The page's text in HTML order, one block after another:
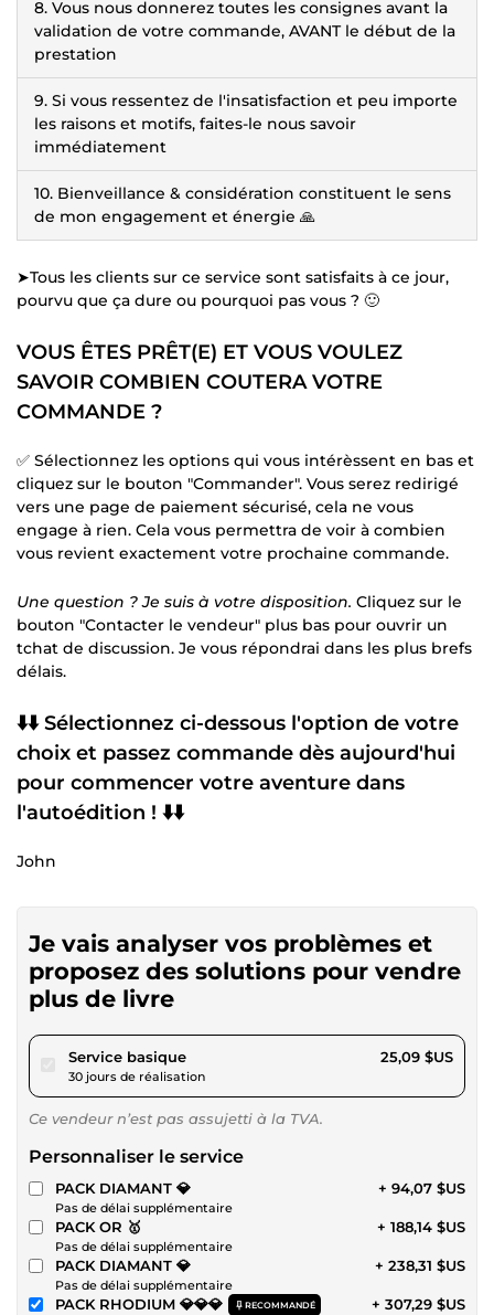
8. Vous nous donnerez toutes les consignes avant la
validation de votre commande, AVANT le début de la
prestation
9. Si vous ressentez de l'insatisfaction et peu importe
les raisons et motifs, faites-le nous savoir
immédiatement
10. Bienveillance & considération constituent le sens
de mon engagement et énergie 🙏
➤Tous les clients sur ce service sont satisfaits à ce jour,
pourvu que ça dure ou pourquoi pas vous ? 🙂
VOUS ÊTES PRÊT(E) ET VOUS VOULEZ
SAVOIR COMBIEN COUTERA VOTRE
COMMANDE ?
✅ Sélectionnez les options qui vous intérèssent en bas et
cliquez sur le bouton "Commander". Vous serez redirigé
vers une page de paiement sécurisé, cela ne vous
engage à rien. Cela vous permettra de voir à combien
vous revient exactement votre prochaine commande.
Une question ? Je suis à votre disposition. Cliquez sur le
bouton "Contacter le vendeur" plus bas pour ouvrir un
tchat de discussion. Je vous répondrai dans les plus brefs
délais.
⬇️⬇️ Sélectionnez ci-dessous l'option de votre
choix et passez commande dès aujourd'hui
pour commencer votre aventure dans
l'autoédition ! ⬇️⬇️
John
Je vais analyser vos problèmes et
proposez des solutions pour vendre
plus de livre
Service basiquepour 23,12 $US
30 jours de réalisation
25,09 $US
Ce vendeur n’est pas assujetti à la TVA.
Personnaliser le service
PACK DIAMANT 💎
Pas de délai supplémentaire
+ 94,07 $US
PACK OR 🥇
Pas de délai supplémentaire
+ 188,14 $US
PACK DIAMANT 💎
Pas de délai supplémentaire
+ 238,31 $US
PACK RHODIUM 💎💎💎 RECOMMANDÉ + 307,29 $US